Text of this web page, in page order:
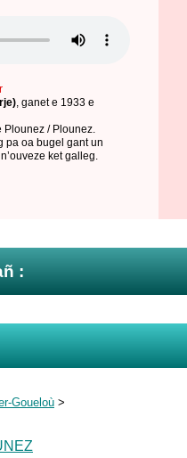
ganet e 1933 e
Plounez / Plounez
pa oa bugel gant un
ket galleg.
:
Goueloù >